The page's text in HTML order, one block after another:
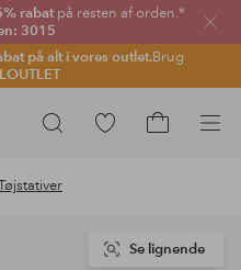
rabatpå resten af orden.*
3015
på alt i vores outlet.Brug
Luk
Søg
Gå
Se lignende